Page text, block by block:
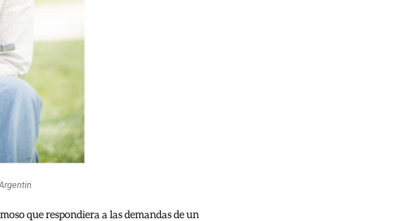
que respondiera a las demandas de un